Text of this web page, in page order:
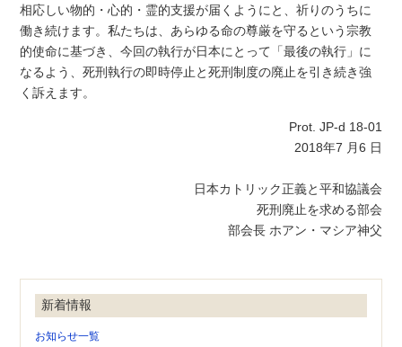
相応しい物的・心的・霊的支援が届くようにと、祈りのうちに
働き続けます。私たちは、あらゆる命の尊厳を守るという宗教
的使命に基づき、今回の執行が日本にとって「最後の執行」に
なるよう、死刑執行の即時停止と死刑制度の廃止を引き続き強
く訴えます。
Prot. JP-d 18-01
2018年7 月6 日
日本カトリック正義と平和協議会
死刑廃止を求める部会
部会長 ホアン・マシア神父
新着情報
お知らせ一覧